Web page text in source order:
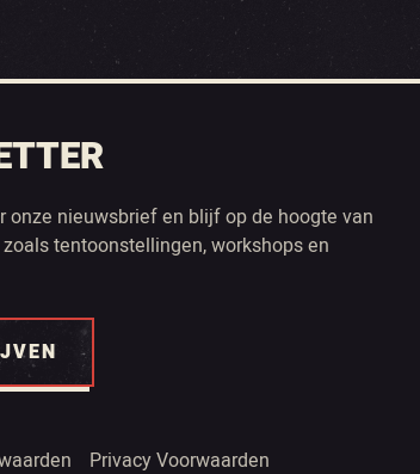
onze nieuwsbrief en blijf op de hoogte van
tentoonstellingen, workshops en
Privacy Voorwaarden